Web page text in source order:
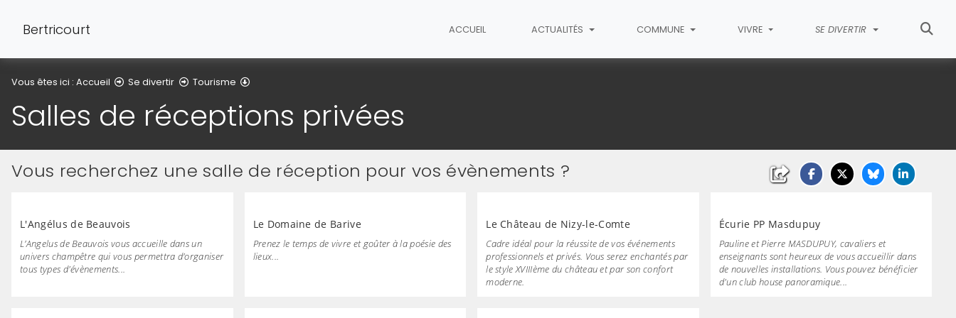
Bertricourt ACCUEIL ACTUALITÉS COMMUNE VIVRE SE DIVERTIR
Vous êtes ici : Accueil Se divertir Tourisme
Salles de réceptions privées
Vous recherchez une salle de réception pour vos évènements ?
L'Angélus de Beauvois
L’Angelus de Beauvois vous accueille dans un
univers champêtre qui vous permettra d’organiser
tous types d'évènements...
Le Domaine de Barive
Prenez le temps de vivre et goûter à la poésie des
lieux...
Le Château de Nizy-le-Comte
Cadre idéal pour la réussite de vos événements
professionnels et privés. Vous serez enchantés par
le style XVIIIème du château et par son confort
moderne.
Écurie PP Masdupuy
Pauline et Pierre MASDUPUY, cavaliers et
enseignants sont heureux de vous accueillir dans
de nouvelles installations. Vous pouvez bénéficier
d'un club house panoramique...